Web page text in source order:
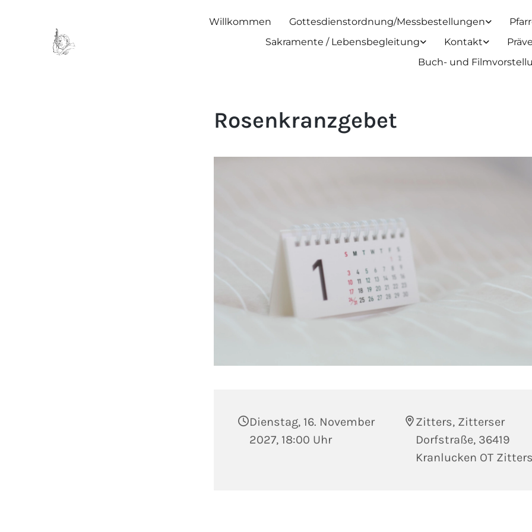
Willkommen Gottesdienstordnung/Messbestellungen
Sakramente / Lebensbegleitung
Kontakt
Buch- und
Rosenkranzgebet
Dienstag, 16. November
2027, 18:00 Uhr
Zitters, Zitterser
Dorfstraße, 36419
Kranlucken OT